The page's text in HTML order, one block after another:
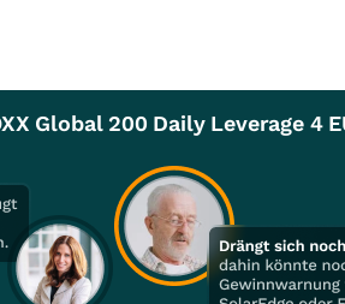
Global 200 Daily Leverage 4